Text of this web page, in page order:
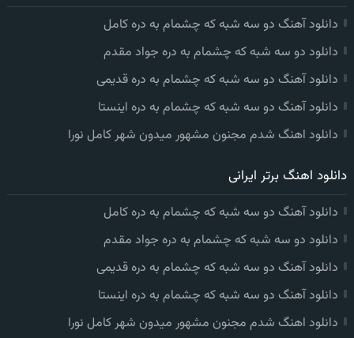
دانلود آهنگ دو سه شبه که چشمام به دره کامل
دانلود دو سه شبه که چشمام به دره جواد مقدم
دانلود آهنگ دو سه شبه که چشمام به دره قدیمی
دانلود آهنگ دو سه شبه که چشمام به دره اینستا
دانلود اهنگ شدم مجنون مشهور میدون شهر کامل نورا
دانلود اهنگ برتر ایرانی
دانلود آهنگ دو سه شبه که چشمام به دره کامل
دانلود دو سه شبه که چشمام به دره جواد مقدم
دانلود آهنگ دو سه شبه که چشمام به دره قدیمی
دانلود آهنگ دو سه شبه که چشمام به دره اینستا
دانلود اهنگ شدم مجنون مشهور میدون شهر کامل نورا